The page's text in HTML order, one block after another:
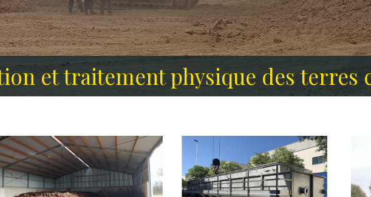
et traitement physique des terres
des sites contaminées par des